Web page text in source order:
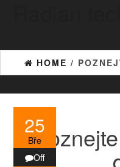
HOME /
25
Bře
Off